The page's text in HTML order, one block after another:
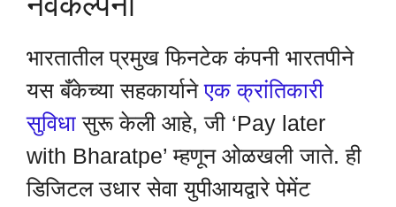
भारतातील प्रमुख फिनटेक कंपनी भारतपीने
यस बँकेच्या सहकार्यानेएक क्रांतिकारी
सुविधा सुरू केली आहे, जी ‘Pay later
with Bharatpe’ म्हणून ओळखली जाते. ही
डिजिटल उधार सेवा युपीआयद्वारे पेमेंट